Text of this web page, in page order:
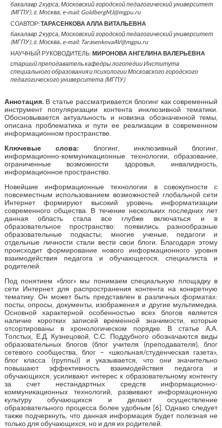
бакалавр 2 курса, Московский городской педагогический университет
(МГПУ), г. Москва, e-mail: GoldbergMJ@mgpu.ru
СОАВТОР:ТАРАСЕНКОВА АЛЛА ВИТАЛЬЕВНА
бакалавр 2 курса, Московский городской педагогический университет
(МГПУ), г. Москва, e-mail: TarasenkovaAV@mgpu.ru
НАУЧНЫЙ РУКОВОДИТЕЛЬ:МИРОНОВА АНГЕЛИНА ВАЛЕРЬЕВНА
старший преподаватель кафедры логопедии Института
специального образования и психологии Московского городского
педагогического университета (МГПУ)
Аннотация. В статье рассматривается блогинг как современный
инструмент популяризации контента инклюзивной тематики.
Обосновывается актуальность и новизна обозначенной темы,
описана проблематика и пути ее реализации в современном
информационном пространстве.
Ключевые слова: блогинг, инклюзивный блогинг,
информационно-коммуникационные технологии, образование,
ограниченные возможности здоровья, инвалидность,
информационное пространство.
Новейшие информационные технологии в совокупности с
повсеместным использованием возможностей глобальной сети
Интернет формируют высокий уровень информатизации
современного общества. В течение нескольких последних лет
данная область стала все глубже включаться и в
образовательное пространство: появились разнообразные
образовательные подкасты; многие ученые, педагоги и
отдельные личности стали вести свои блоги. Благодаря этому
происходит формирование нового информационного уровня
взаимодействия педагога и обучающегося, специалиста и
родителей.
Под понятием «блог» мы понимаем специальную площадку в
сети Интернет для распространения контента на конкретную
тематику. Он может быть представлен в различных форматах:
посты, опросы, документы, изображения и другие мультимедиа.
Основной характерной особенностью всех блогов является
наличие коротких записей временной значимости, которые
отсортированы в хронологическом порядке. В статье А.А.
Толстых, Е.Д. Кузнецовой, С.С. Поддубного обозначаются виды
образовательных блогов (блог учителя (преподавателя), блог
сетевого сообщества, блог – «школьная/студенческая газета»,
блог класса (группы)) и указывается, что они значительно
повышают эффективность взаимодействия педагога и
обучающихся, усиливают интерес к образовательному контенту
за счет нестандартных средств информационно-
коммуникационных технологий, развивают информационную
культуру обучающихся и делают осуществление
образовательного процесса более удобным [6]. Однако следует
также подчеркнуть, что данная информация будет полезная не
только для обучающихся, но и для их родителей.